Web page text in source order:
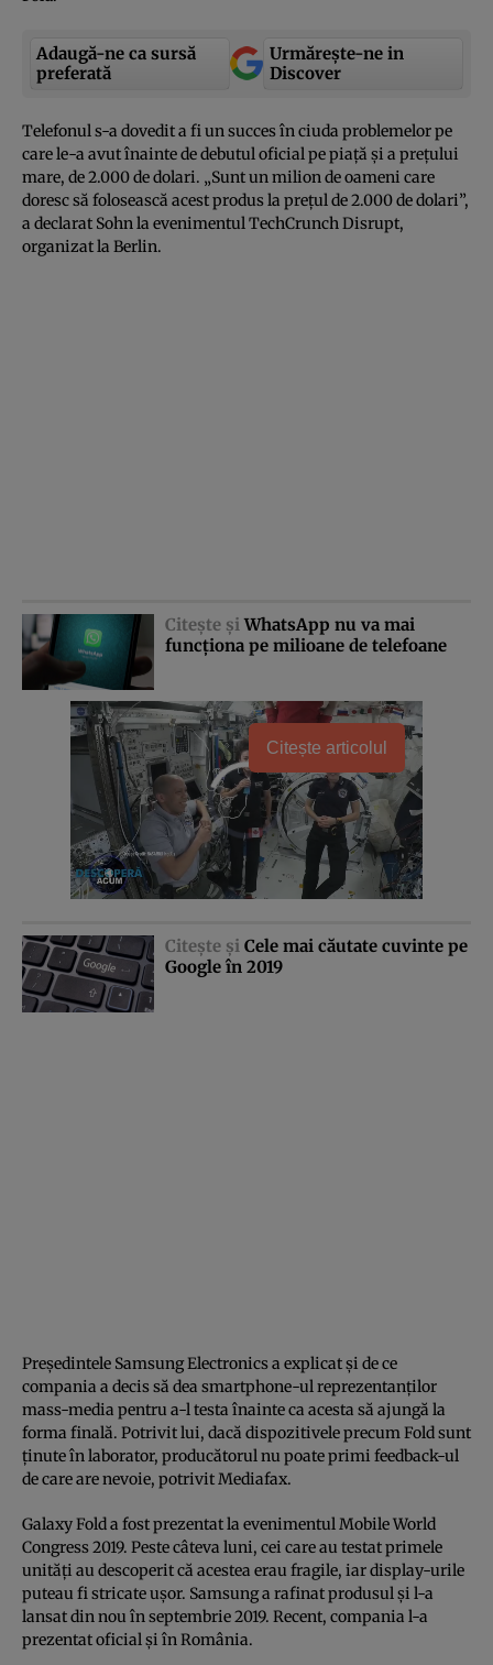
Adaugă-ne ca sursă
preferată
Urmărește-ne in
Discover
Telefonul s-a dovedit a fi un succes în ciuda problemelor pe
care le-a avut înainte de debutul oficial pe piaţă şi a preţului
mare, de 2.000 de dolari. „Sunt un milion de oameni care
doresc să folosească acest produs la preţul de 2.000 de dolari”,
a declarat Sohn la evenimentul TechCrunch Disrupt,
organizat la Berlin.
Citeşte şiWhatsApp nu va mai
funcţiona pe milioane de telefoane
Citește articolul
Citeşte şi Cele mai căutate cuvinte pe
Google în 2019
Preşedintele Samsung Electronics a explicat şi de ce
compania a decis să dea smartphone-ul reprezentanţilor
mass-media pentru a-l testa înainte ca acesta să ajungă la
forma finală. Potrivit lui, dacă dispozitivele precum Fold sunt
ţinute în laborator, producătorul nu poate primi feedback-ul
de care are nevoie, potrivit Mediafax.
Galaxy Fold a fost prezentat la evenimentul Mobile World
Congress 2019. Peste câteva luni, cei care au testat primele
unităţi au descoperit că acestea erau fragile, iar display-urile
puteau fi stricate uşor. Samsung a rafinat produsul şi l-a
lansat din nou în septembrie 2019. Recent, compania l-a
prezentat oficial şi în România.